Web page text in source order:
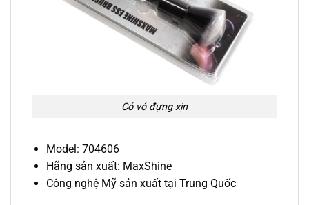
Có vỏ đựng xịn
Model: 704606
Hãng sản xuất: MaxShine
Công nghệ Mỹ sản xuất tại Trung Quốc